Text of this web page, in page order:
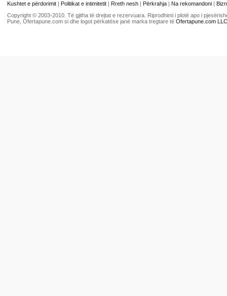
Kushtet e përdorimit | Politikat e intimitetit | Rreth nesh | Përkrahja | Na rekomandoni |
Copyright © 2003-2010. Të gjitha të drejtat e rezervuara. Riprodhimi i plotë apo i
Pune, Ofertapune.com si dhe logot përkatëse janë marka tregtare të Ofertapune.com LLC